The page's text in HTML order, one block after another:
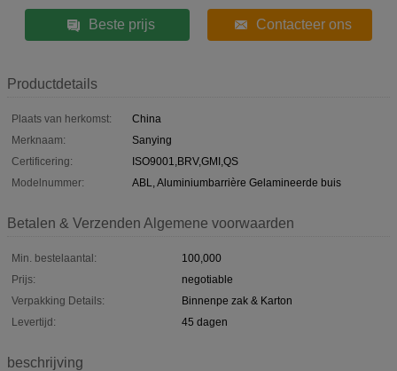
Beste prijs Contacteer ons
Productdetails
Plaats van herkomst:
China
Merknaam:
Sanying
Certificering:
ISO9001,BRV,GMI,QS
Modelnummer:
ABL, Aluminiumbarrière Gelamineerde buis
Betalen & Verzenden Algemene voorwaarden
Min. bestelaantal:
100,000
Prijs:
negotiable
Verpakking Details:
Binnenpe zak & Karton
Levertijd:
45 dagen
beschrijving